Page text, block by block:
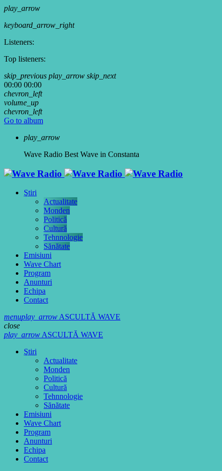
play_arrow
keyboard_arrow_right
Listeners:
Top listeners:
skip_previous play_arrow skip_next
00:00 00:00
chevron_left
volume_up
chevron_left
Go to album
play_arrow
Wave Radio Best Wave in Constanta
Ştiri
Actualitate
Monden
Politică
Cultură
Tehnnologie
Sănătate
Emisiuni
Wave Chart
Program
Anunturi
Echipa
Contact
menuplay_arrowASCULTĂ WAVE
close
play_arrowASCULTĂ WAVE
Ştiri
Actualitate
Monden
Politică
Cultură
Tehnnologie
Sănătate
Emisiuni
Wave Chart
Program
Anunturi
Echipa
Contact